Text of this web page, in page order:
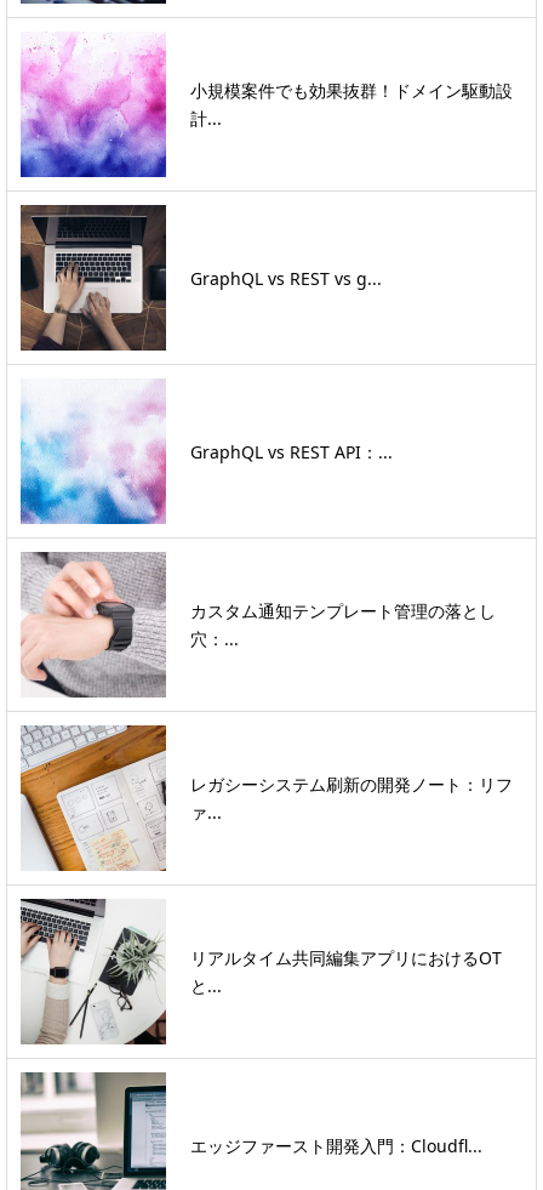
小規模案件でも効果抜群！ドメイン駆動設
計...
GraphQL vs REST vs g...
GraphQL vs REST API：...
カスタム通知テンプレート管理の落とし
穴：...
レガシーシステム刷新の開発ノート：リフ
ァ...
リアルタイム共同編集アプリにおけるOT
と...
エッジファースト開発入門：Cloudfl...